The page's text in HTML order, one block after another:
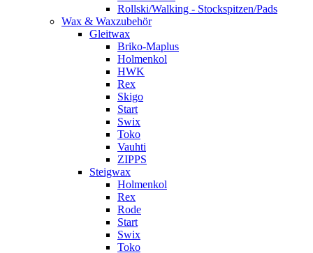
Rollski/Walking - Stockspitzen/Pads
Wax & Waxzubehör
Gleitwax
Briko-Maplus
Holmenkol
HWK
Rex
Skigo
Start
Swix
Toko
Vauhti
ZIPPS
Steigwax
Holmenkol
Rex
Rode
Start
Swix
Toko